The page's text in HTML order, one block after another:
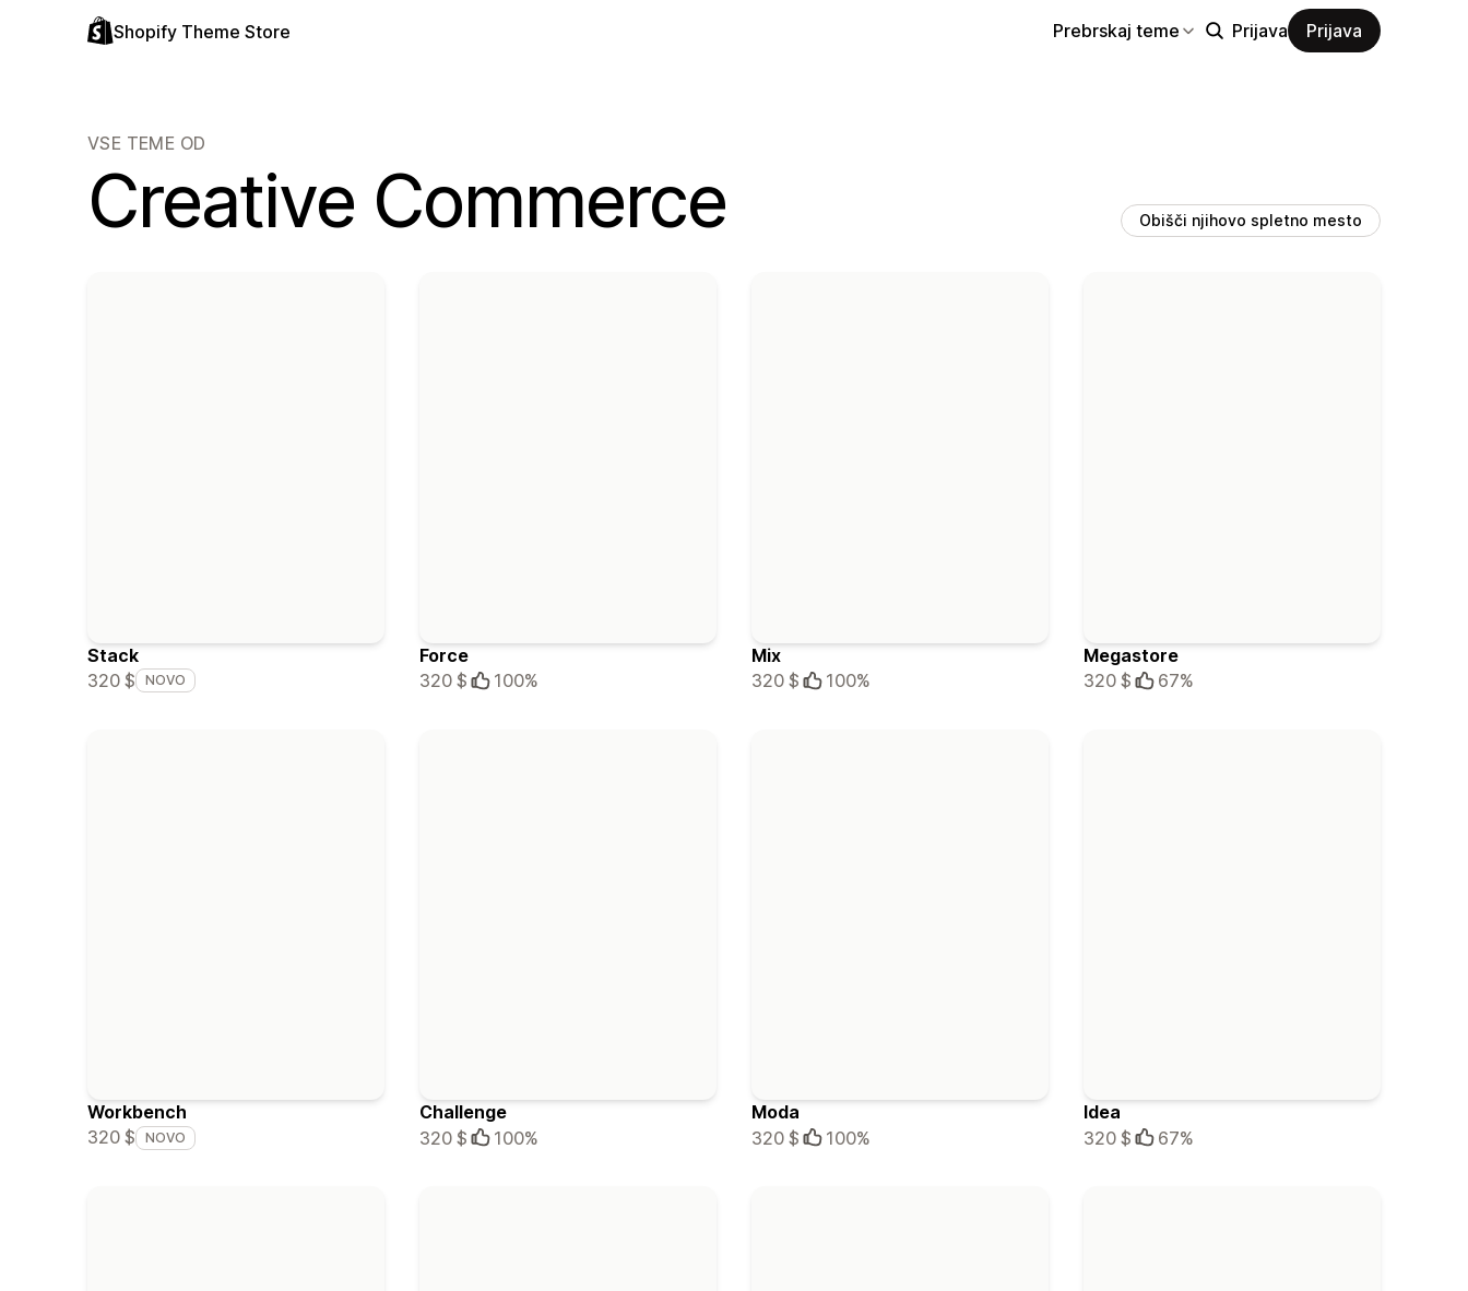
Shopify Theme Store Prebrskaj teme Prijava Prijava
VSE TEME OD
Creative Commerce Obišči njihovo spletno mesto
Stack
320 $
NOVO
Force
320 $
100%
Mix
320 $
100%
Megastore
320 $
67%
Workbench
320 $
NOVO
Challenge
320 $
100%
Moda
320 $
100%
Idea
320 $
67%